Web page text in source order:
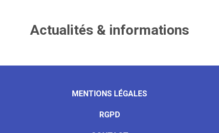
Actualités & informations
MENTIONS LÉGALES
RGPD